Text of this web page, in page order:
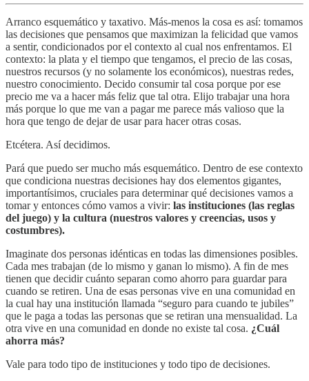
Arranco esquemático y taxativo. Más-menos la cosa es así: tomamos
las decisiones que pensamos que maximizan la felicidad que vamos
a sentir, condicionados por el contexto al cual nos enfrentamos. El
contexto: la plata y el tiempo que tengamos, el precio de las cosas,
nuestros recursos (y no solamente los económicos), nuestras redes,
nuestro conocimiento. Decido consumir tal cosa porque por ese
precio me va a hacer más feliz que tal otra. Elijo trabajar una hora
más porque lo que me van a pagar me parece más valioso que la
hora que tengo de dejar de usar para hacer otras cosas.
Etcétera. Así decidimos.
Pará que puedo ser mucho más esquemático. Dentro de ese contexto
que condiciona nuestras decisiones hay dos elementos gigantes,
importantísimos, cruciales para determinar qué decisiones vamos a
tomar y entonces cómo vamos a vivir: las instituciones (las reglas
del juego) y la cultura (nuestros valores y creencias, usos y
costumbres).
Imaginate dos personas idénticas en todas las dimensiones posibles.
Cada mes trabajan (de lo mismo y ganan lo mismo). A fin de mes
tienen que decidir cuánto separan como ahorro para guardar para
cuando se retiren. Una de esas personas vive en una comunidad en
la cual hay una institución llamada “seguro para cuando te jubiles”
que le paga a todas las personas que se retiran una mensualidad. La
otra vive en una comunidad en donde no existe tal cosa. ¿Cuál
ahorra más?
Vale para todo tipo de instituciones y todo tipo de decisiones.